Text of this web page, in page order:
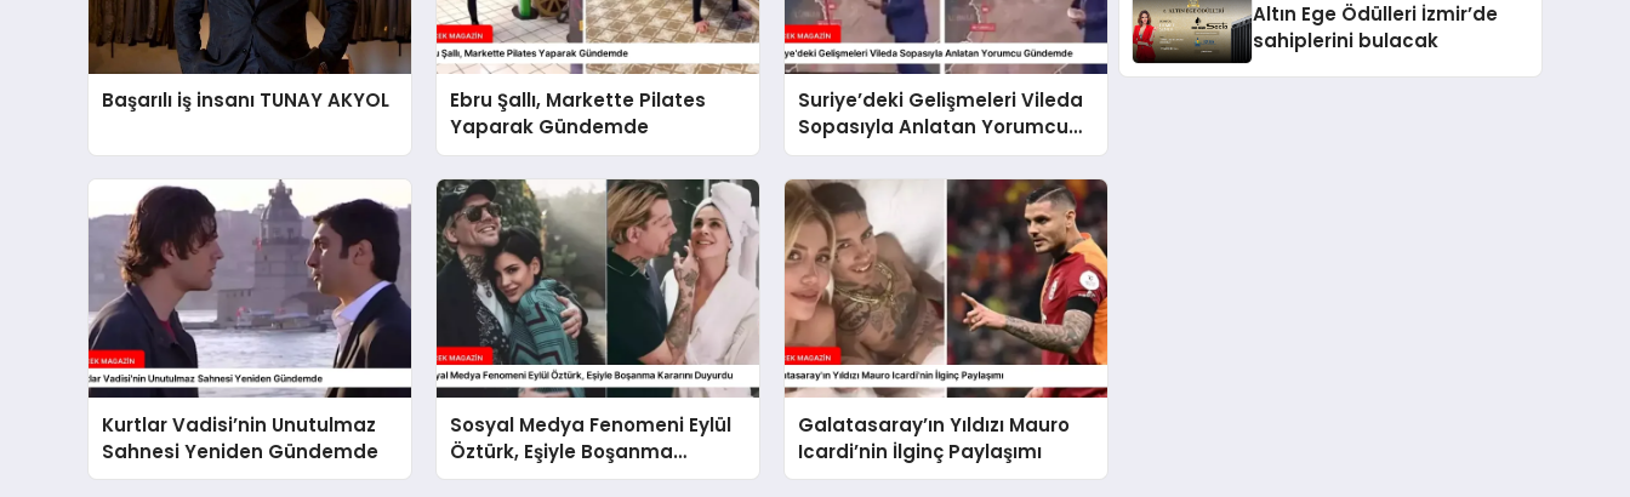
Başarılı iş insanı TUNAY AKYOL
Ebru Şallı, Markette Pilates
Yaparak Gündemde
Suriye’deki Gelişmeleri Vileda
Sopasıyla Anlatan Yorumcu
Gündemde
Kurtlar Vadisi’nin Unutulmaz
Sahnesi Yeniden Gündemde
Sosyal Medya Fenomeni Eylül
Öztürk, Eşiyle Boşanma
Kararını Duyurdu
Galatasaray’ın Yıldızı Mauro
Icardi’nin İlginç Paylaşımı
Altın Ege Ödülleri İzmir’de
sahiplerini bulacak